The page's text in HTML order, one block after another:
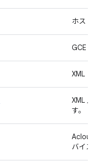
ホスト
GCE
XML
XML
す。
Acloud
バイス